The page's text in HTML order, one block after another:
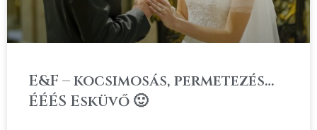
E&F – kocsimosás, permetezés…
ÉÉÉS Esküvő 🙂